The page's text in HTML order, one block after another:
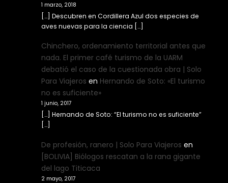
1 marzo, 2018
[…] Descubren en Cordillera Azul dos especies de
aves nuevas para la ciencia […]
Chinchero, ordenamiento territorial antes que
nada. El primer café turismo de la UARM
debatió el caso de la cuestionada obra | Solo
Para Viajeros en Hernando de Soto: «El turismo
no es suficiente»
1 junio, 2017
[…] Hernando de Soto: “El turismo no es suficiente”
[…]
De profesión, ranero | Solo Para Viajeros en
[BOLIVIA] Biólogos rescatan a la rana gigante
del lago Titicaca
2 mayo, 2017